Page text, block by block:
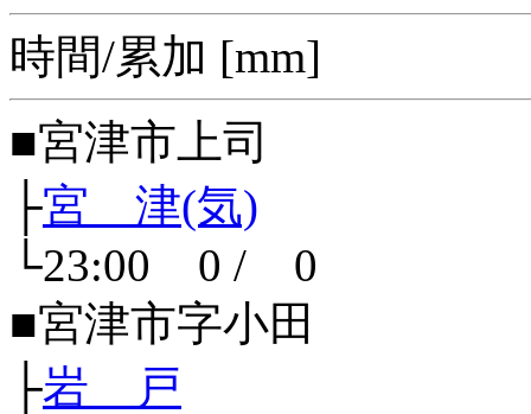
時間/累加 [mm]
■宮津市上司
├宮 津(気)
└23:00 0 / 0
■宮津市字小田
├岩 戸